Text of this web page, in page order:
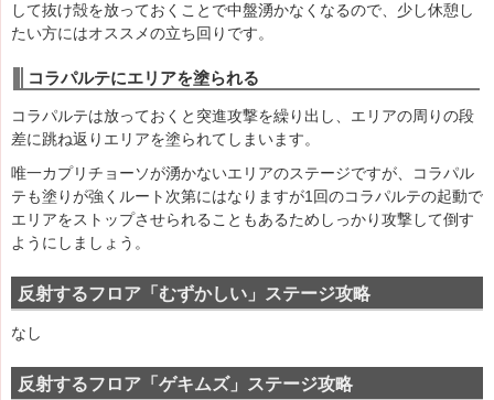
して抜け殻を放っておくことで中盤湧かなくなるので、少し休憩し
たい方にはオススメの立ち回りです。
コラパルテにエリアを塗られる
コラパルテは放っておくと突進攻撃を繰り出し、エリアの周りの段
差に跳ね返りエリアを塗られてしまいます。
唯一カプリチョーソが湧かないエリアのステージですが、コラパル
テも塗りが強くルート次第にはなりますが1回のコラパルテの起動で
エリアをストップさせられることもあるためしっかり攻撃して倒す
ようにしましょう。
反射するフロア「むずかしい」ステージ攻略
なし
反射するフロア「ゲキムズ」ステージ攻略